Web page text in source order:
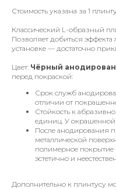
Стоимость указана за 1
Классический L-образный
Позволяет добиться эффекта
установке — достаточно
Цвет: Чёрный
перед покраской:
Срок служб
отличии от
Стойкость к
единиц. У
После анодирования
металлической
полимерное покрытие
эстетично и
Дополнительно к плинтусу